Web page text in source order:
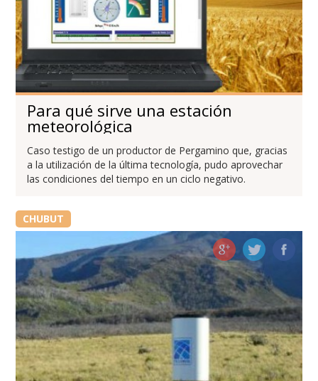
Para qué sirve una estación
meteorológica
Caso testigo de un productor de Pergamino que, gracias
a la utilización de la última tecnología, pudo aprovechar
las condiciones del tiempo en un ciclo negativo.
CHUBUT